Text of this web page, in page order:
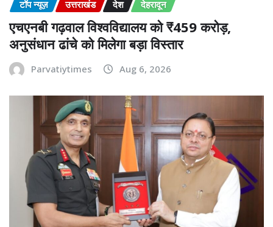
टॉप न्यूज़ उत्तराखंड देश देहरादून
एचएनबी गढ़वाल विश्वविद्यालय को ₹459 करोड़,
अनुसंधान ढांचे को मिलेगा बड़ा विस्तार
Parvatiytimes Aug 6, 2026